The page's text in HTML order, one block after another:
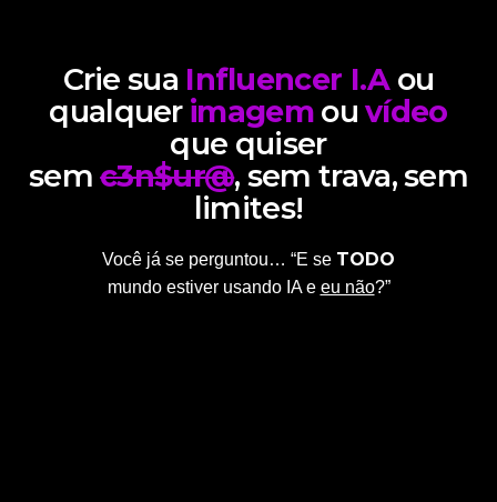
Crie sua Influencer I.Aou
qualquer imagemouvídeo
que quiser
semc3n$ur@, sem trava, sem
limites!
Você já se perguntou… “E se TODO
mundo estiver usando IA e eu não?”